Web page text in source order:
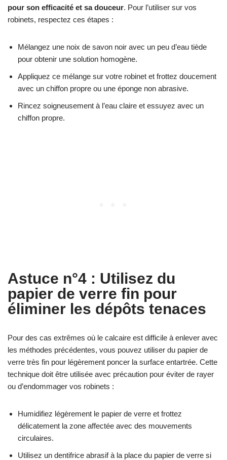
pour son efficacité et sa douceur. Pour l’utiliser sur vos
robinets, respectez ces étapes :
Mélangez une noix de savon noir avec un peu d’eau tiède
pour obtenir une solution homogène.
Appliquez ce mélange sur votre robinet et frottez doucement
avec un chiffon propre ou une éponge non abrasive.
Rincez soigneusement à l’eau claire et essuyez avec un
chiffon propre.
Astuce n°4 : Utilisez du
papier de verre fin pour
éliminer les dépôts tenaces
Pour des cas extrêmes où le calcaire est difficile à enlever avec
les méthodes précédentes, vous pouvez utiliser du papier de
verre très fin pour légèrement poncer la surface entartrée. Cette
technique doit être utilisée avec précaution pour éviter de rayer
ou d’endommager vos robinets :
Humidifiez légèrement le papier de verre et frottez
délicatement la zone affectée avec des mouvements
circulaires.
Utilisez un dentifrice abrasif à la place du papier de verre si